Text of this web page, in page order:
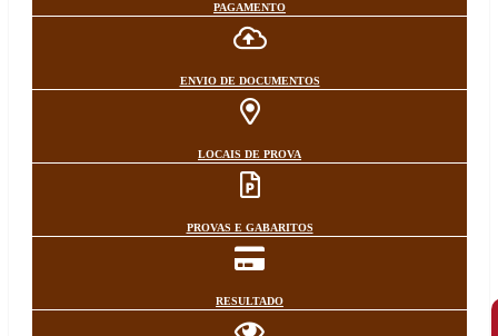
PAGAMENTO
ENVIO DE DOCUMENTOS
LOCAIS DE PROVA
PROVAS E GABARITOS
RESULTADO